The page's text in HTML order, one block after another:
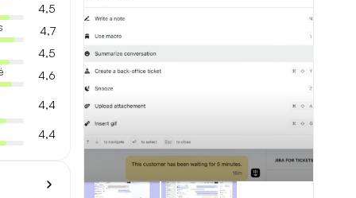
sur la longueur de contexte, la
sans découpage manuel.
4,5
4,7
4,5
4,6
4,4
4,4